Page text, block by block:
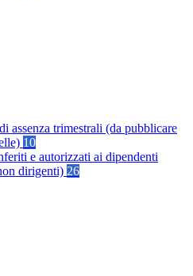
assenza trimestrali (da pubblicare
10
e autorizzati ai dipendenti
dirigenti) 26